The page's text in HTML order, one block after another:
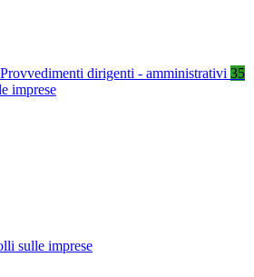
Provvedimenti dirigenti - amministrativi 35
imprese
sulle imprese